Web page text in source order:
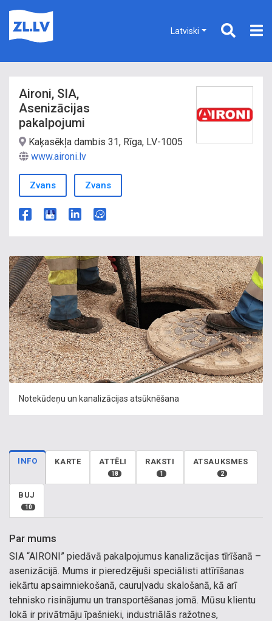
Latviski
Aironi, SIA,
Asenizācijas
pakalpojumi
Kaķasēkļa dambis 31, Rīga, LV-1005
www.aironi.lv
Zvans Zvans
Notekūdeņu un kanalizācijas atsūknēšana
INFO KARTE ATTĒLI
18
RAKSTI
1
ATSAUKSMES
2
BUJ
10
Par mums
SIA “AIRONI” piedāvā pakalpojumus kanalizācijas tīrīšanā –
asenizācijā. Mums ir pieredzējuši speciālisti attīrīšanas
iekārtu apsaimniekošanā, cauruļvadu skalošanā, kā arī
tehnisko risinājumu un transportēšanas jomā. Mūsu klientu
lokā ir privātmāju īpašnieki, industriālās ražotnes,